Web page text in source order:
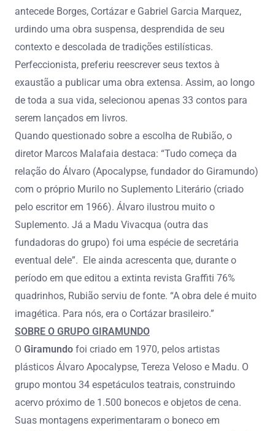
antecede Borges, Cortázar e Gabriel Garcia Marquez,
urdindo uma obra suspensa, desprendida de seu
contexto e descolada de tradições estilísticas.
Perfeccionista, preferiu reescrever seus textos à
exaustão a publicar uma obra extensa. Assim, ao longo
de toda a sua vida, selecionou apenas 33 contos para
serem lançados em livros.
Quando questionado sobre a escolha de Rubião, o
diretor Marcos Malafaia destaca: “Tudo começa da
relação do Álvaro (Apocalypse, fundador do Giramundo)
com o próprio Murilo no Suplemento Literário (criado
pelo escritor em 1966). Álvaro ilustrou muito o
Suplemento. Já a Madu Vivacqua (outra das
fundadoras do grupo) foi uma espécie de secretária
eventual dele”. Ele ainda acrescenta que, durante o
período em que editou a extinta revista Graffiti 76%
quadrinhos, Rubião serviu de fonte. “A obra dele é muito
imagética. Para nós, era o Cortázar brasileiro.”
SOBRE O GRUPO GIRAMUNDO
O Giramundo foi criado em 1970, pelos artistas
plásticos Álvaro Apocalypse, Tereza Veloso e Madu. O
grupo montou 34 espetáculos teatrais, construindo
acervo próximo de 1.500 bonecos e objetos de cena.
Suas montagens experimentaram o boneco em